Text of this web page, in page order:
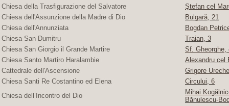
Chiesa della Trasfigurazione del Salvatore
Ştefan cel
Chiesa dell'Assunzione della Madre di Dio
Bulgară, 21
Chiesa dell'Annunziata
Bogdan
Chiesa San Dumitru
Traian, 3
Chiesa San Giorgio il Grande Martire
Sf. Gheorghe,
Chiesa Santo Martiro Haralambie
Alexandru cel
Cattedrale dell'Ascensione
Grigore
Chiesa Santi Re Costantino ed Elena
Circului, 6
Chiesa dell’Incontro del Dio
Mihai
Bănulescu-